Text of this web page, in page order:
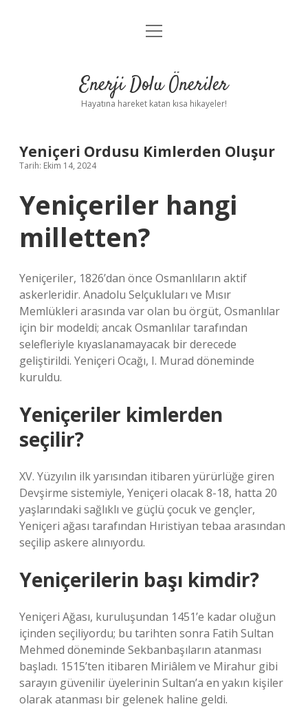
Anasayfa
Yasal Uyarı
menüyü
Enerji Dolu Öneriler
Hayatına hareket katan kısa hikayeler!
Yeniçeri Ordusu Kimlerden Oluşur
Tarih: Ekim 14, 2024
Yeniçeriler hangi
milletten?
Yeniçeriler, 1826’dan önce Osmanlıların aktif
askerleridir. Anadolu Selçukluları ve Mısır
Memlükleri arasında var olan bu örgüt, Osmanlılar
için bir modeldi; ancak Osmanlılar tarafından
selefleriyle kıyaslanamayacak bir derecede
geliştirildi. Yeniçeri Ocağı, I. Murad döneminde
kuruldu.
Yeniçeriler kimlerden
seçilir?
XV. Yüzyılın ilk yarısından itibaren yürürlüğe giren
Devşirme sistemiyle, Yeniçeri olacak 8-18, hatta 20
yaşlarındaki sağlıklı ve güçlü çocuk ve gençler,
Yeniçeri ağası tarafından Hıristiyan tebaa arasından
seçilip askere alınıyordu.
Yeniçerilerin başı kimdir?
Yeniçeri Ağası, kuruluşundan 1451’e kadar oluğun
içinden seçiliyordu; bu tarihten sonra Fatih Sultan
Mehmed döneminde Sekbanbaşıların atanması
başladı. 1515’ten itibaren Miriâlem ve Mirahur gibi
sarayın güvenilir üyelerinin Sultan’a en yakın kişiler
olarak atanması bir gelenek haline geldi.